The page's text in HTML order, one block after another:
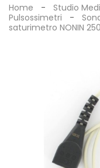
Home Studio
Pulsossimetri
saturimetro NONIN